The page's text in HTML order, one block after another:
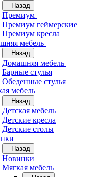
Назад
Премиум
Премиум геймерские
Премиум кресла
мебель
Назад
Домашняя мебель
Барные стулья
Обеденные стулья
мебель
Назад
Детская мебель
Детские кресла
Детские столы
Назад
Новинки
Мягкая мебель